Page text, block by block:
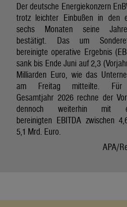
Der deutsche Energiekonzern
trotz leichter Einbußen in den
sechs Monaten seine
bestätigt. Das um
bereinigte operative Ergebnis
sank bis Ende Juni auf 2,3
Milliarden Euro, wie das
am Freitag mitteilte.
Gesamtjahr 2026 rechne der
dennoch weiterhin mit
bereinigten EBITDA zwischen
5,1 Mrd. Euro.
APA/